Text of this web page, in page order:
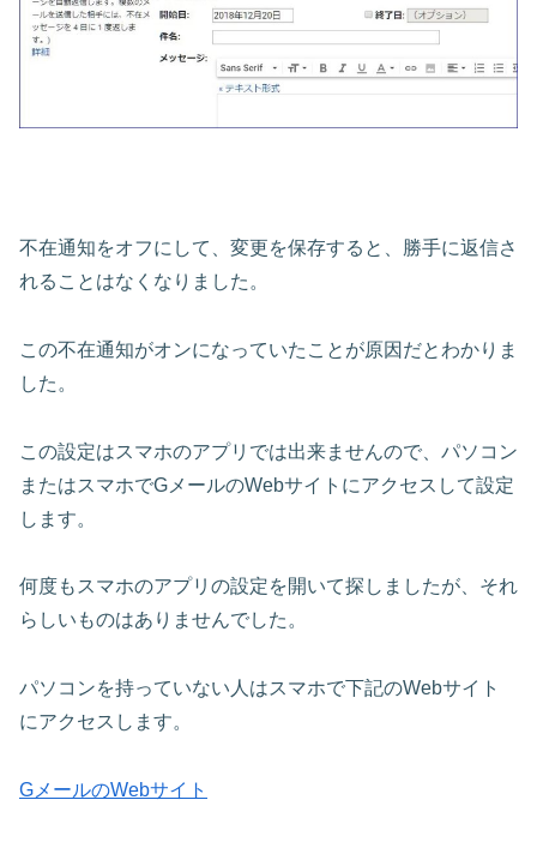
不在通知をオフにして、変更を保存すると、勝手に返信さ
れることはなくなりました。
この不在通知がオンになっていたことが原因だとわかりま
した。
この設定はスマホのアプリでは出来ませんので、パソコン
またはスマホでGメールのWebサイトにアクセスして設定
します。
何度もスマホのアプリの設定を開いて探しましたが、それ
らしいものはありませんでした。
パソコンを持っていない人はスマホで下記のWebサイト
にアクセスします。
GメールのWebサイト